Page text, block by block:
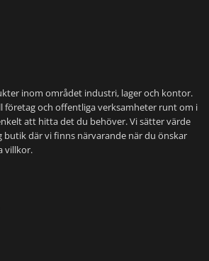
inom området industri, lager och kontor.
företag och offentliga verksamheter runt om i
att hitta det du behöver. Vi sätter värde
butik där vi finns närvarande när du önskar
villkor.